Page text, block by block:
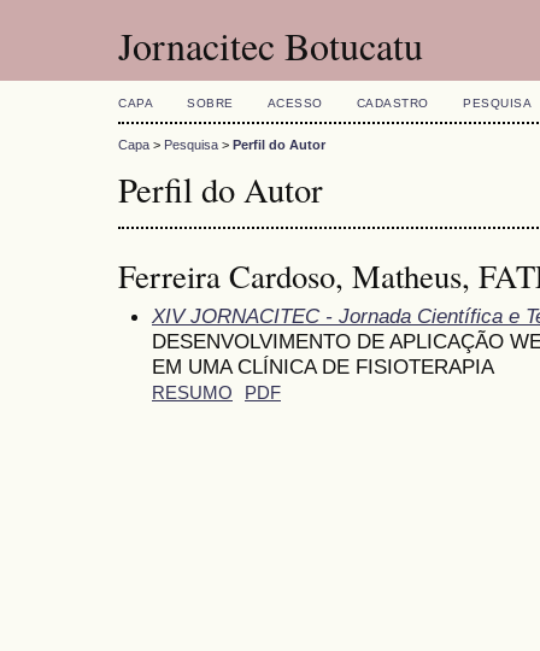
Jornacitec Botucatu
CAPA SOBRE ACESSO CADASTRO PESQUISA
Capa > Pesquisa > Perfil do Autor
Perfil do Autor
Ferreira Cardoso, Matheus,
XIV JORNACITEC - Jornada Científica e
DESENVOLVIMENTO DE APLICAÇÃO
EM UMA CLÍNICA DE FISIOTERAPIA
RESUMO PDF